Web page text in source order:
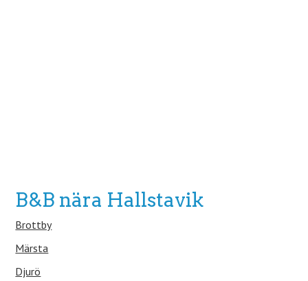
B&B nära Hallstavik
Brottby
Märsta
Djurö